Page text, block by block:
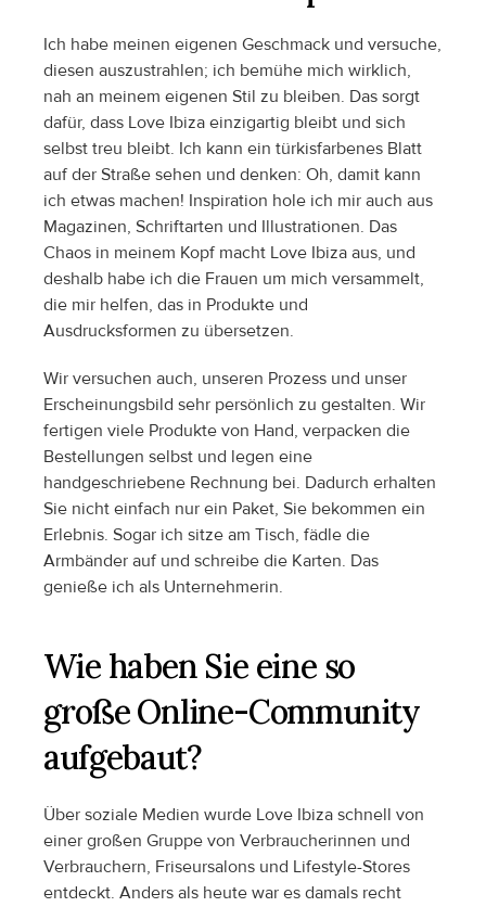
Ich habe meinen eigenen Geschmack und versuche,
diesen auszustrahlen; ich bemühe mich wirklich,
nah an meinem eigenen Stil zu bleiben. Das sorgt
dafür, dass Love Ibiza einzigartig bleibt und sich
selbst treu bleibt. Ich kann ein türkisfarbenes Blatt
auf der Straße sehen und denken: Oh, damit kann
ich etwas machen! Inspiration hole ich mir auch aus
Magazinen, Schriftarten und Illustrationen. Das
Chaos in meinem Kopf macht Love Ibiza aus, und
deshalb habe ich die Frauen um mich versammelt,
die mir helfen, das in Produkte und
Ausdrucksformen zu übersetzen.
Wir versuchen auch, unseren Prozess und unser
Erscheinungsbild sehr persönlich zu gestalten. Wir
fertigen viele Produkte von Hand, verpacken die
Bestellungen selbst und legen eine
handgeschriebene Rechnung bei. Dadurch erhalten
Sie nicht einfach nur ein Paket, Sie bekommen ein
Erlebnis. Sogar ich sitze am Tisch, fädle die
Armbänder auf und schreibe die Karten. Das
genieße ich als Unternehmerin.
Wie haben Sie eine so
große Online-Community
aufgebaut?
Über soziale Medien wurde Love Ibiza schnell von
einer großen Gruppe von Verbraucherinnen und
Verbrauchern, Friseursalons und Lifestyle-Stores
entdeckt. Anders als heute war es damals recht